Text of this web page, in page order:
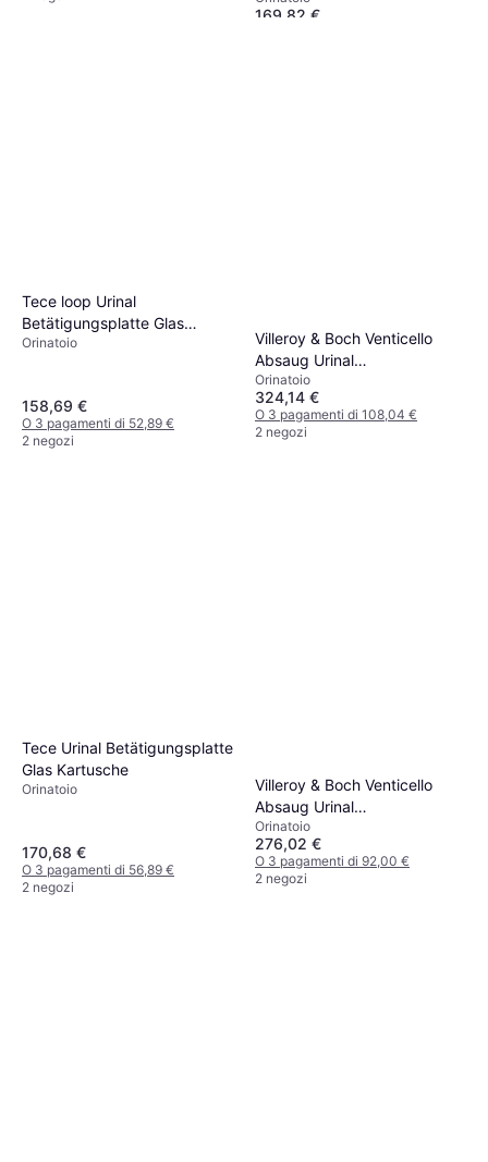
WD3003000000
169,82 €
Tece loop Urinal
Betätigungsplatte Glas
Kartusche 92426
Orinatoio
158,69 €
O 3 pagamenti di 52,89 €
2 negozi
Villeroy & Boch Venticello
Absaug Urinal
285x545x315mm
Orinatoio
324,14 €
O 3 pagamenti di 108,04 €
2 negozi
Tece Urinal Betätigungsplatte
Glas Kartusche
Orinatoio
170,68 €
O 3 pagamenti di 56,89 €
2 negozi
Villeroy & Boch Venticello
Absaug Urinal
285x545x315mm
Orinatoio
276,02 €
O 3 pagamenti di 92,00 €
2 negozi